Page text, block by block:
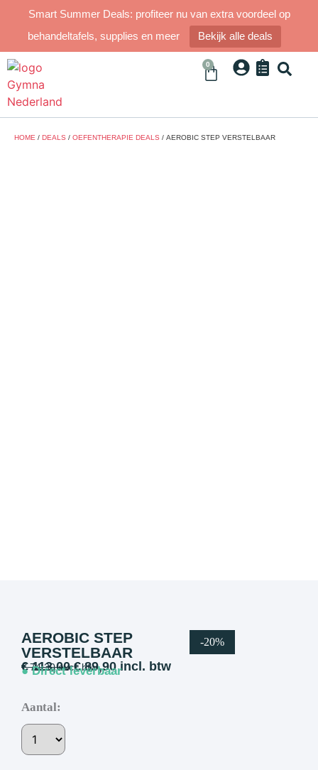
Smart Summer Deals: profiteer nu van extra voordeel op
behandeltafels, supplies en meer
Bekijk alle deals
0
HOME / DEALS / OEFENTHERAPIE DEALS / AEROBIC STEP VERSTELBAAR
AEROBIC STEP
VERSTELBAAR
-20%
€113,00 €89,90incl. btw
€74,30excl. btw
● Direct leverbaar
Aantal: